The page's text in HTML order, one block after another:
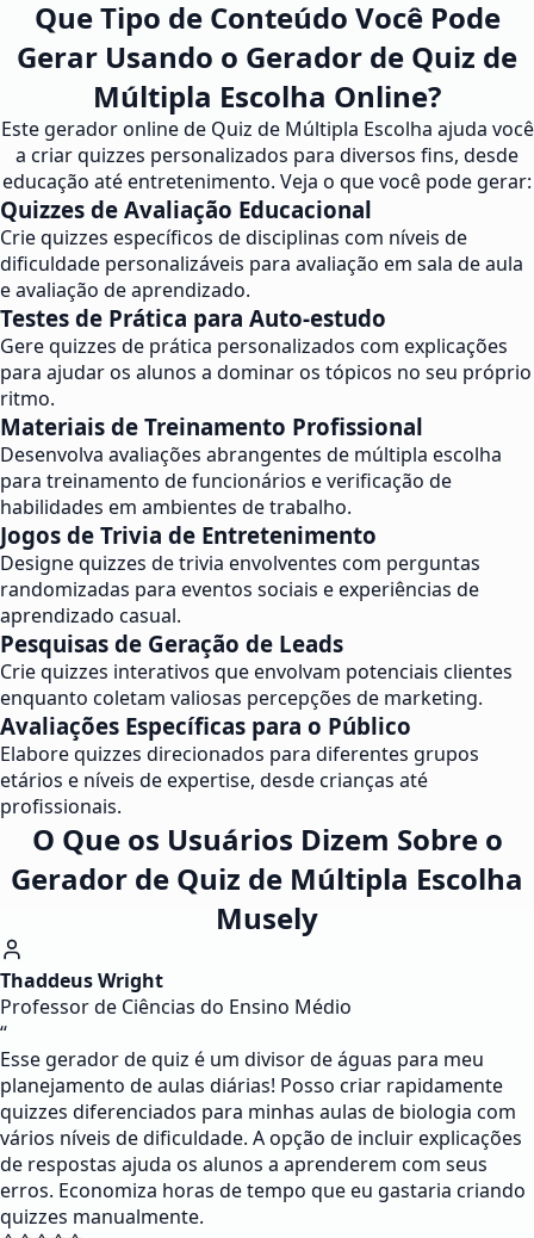
Que Tipo de Conteúdo Você Pode
Gerar Usando o Gerador de Quiz de
Múltipla Escolha Online?
Este gerador online de Quiz de Múltipla Escolha ajuda você
a criar quizzes personalizados para diversos fins, desde
educação até entretenimento. Veja o que você pode gerar:
Quizzes de Avaliação Educacional
Crie quizzes específicos de disciplinas com níveis de
dificuldade personalizáveis para avaliação em sala de aula
e avaliação de aprendizado.
Testes de Prática para Auto-estudo
Gere quizzes de prática personalizados com explicações
para ajudar os alunos a dominar os tópicos no seu próprio
ritmo.
Materiais de Treinamento Profissional
Desenvolva avaliações abrangentes de múltipla escolha
para treinamento de funcionários e verificação de
habilidades em ambientes de trabalho.
Jogos de Trivia de Entretenimento
Designe quizzes de trivia envolventes com perguntas
randomizadas para eventos sociais e experiências de
aprendizado casual.
Pesquisas de Geração de Leads
Crie quizzes interativos que envolvam potenciais clientes
enquanto coletam valiosas percepções de marketing.
Avaliações Específicas para o Público
Elabore quizzes direcionados para diferentes grupos
etários e níveis de expertise, desde crianças até
profissionais.
O Que os Usuários Dizem Sobre o
Gerador de Quiz de Múltipla Escolha
Musely
Thaddeus Wright
Professor de Ciências do Ensino Médio
“
Esse gerador de quiz é um divisor de águas para meu
planejamento de aulas diárias! Posso criar rapidamente
quizzes diferenciados para minhas aulas de biologia com
vários níveis de dificuldade. A opção de incluir explicações
de respostas ajuda os alunos a aprenderem com seus
erros. Economiza horas de tempo que eu gastaria criando
quizzes manualmente.